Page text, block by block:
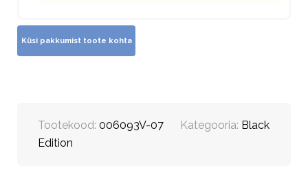
Tootekood: 006093V-07 Kategooria: Black
Edition